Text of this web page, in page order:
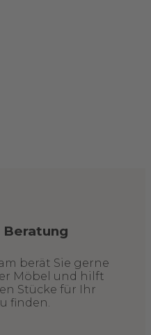
Beratung
berät Sie gerne
Möbel und hilft
Stücke für Ihr
finden.